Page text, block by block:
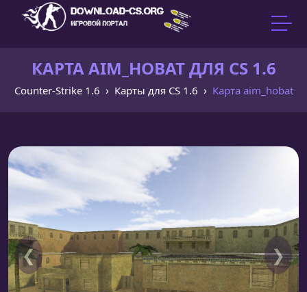
КАРТА AIM_HOBAT ДЛЯ CS 1.6
Counter-Strike 1.6 Карты для CS 1.6 Карта aim_hobat
❮ ❯